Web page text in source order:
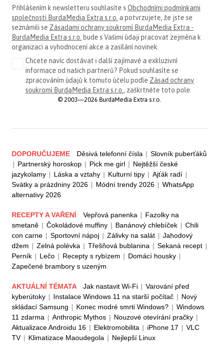
Přihlášením k newsletteru souhlasíte s Obchodními podmínkami
společnosti BurdaMedia Extra s.r.o. a potvrzujete, že jste se
seznámili se Zásadami ochrany soukromí BurdaMedia Extra -
BurdaMedia Extra s.r.o. bude s Vašimi údaji pracovat zejména k
organizaci a vyhodnocení akce a zasílání novinek.
Chcete navíc dostávat i další zajímavé a exkluzivní
informace od našich partnerů? Pokud souhlasíte se
zpracováním údajů k tomuto účelu podle Zásad ochrany
soukromí BurdaMedia Extra s.r.o. , zaškrtněte toto pole.
© 2003—2026 BurdaMedia Extra s.r.o.
DOPORUČUJEME Děsivá telefonní čísla | Slovník puberťáků
| Partnerský horoskop | Pick me girl | Nejtěžší české
jazykolamy | Láska a vztahy | Kulturní tipy | Ajťák radí |
Svátky a prázdniny 2026 | Módní trendy 2026 | WhatsApp
alternativy 2026
RECEPTY A VAŘENÍ Vepřová panenka | Fazolky na
smetaně | Čokoládové muffiny | Banánový chlebíček | Chili
con carne | Sportovní nápoj | Zálivky na salát | Jahodový
džem | Zelná polévka | Třešňová bublanina | Sekaná recept |
Perník | Lečo | Recepty s rybízem | Domácí housky |
Zapečené brambory s uzeným
AKTUÁLNÍ TÉMATA Jak nastavit Wi-Fi | Varování před
kyberútoky | Instalace Windows 11 na starší počítač | Nový
skládací Samsung | Konec modré smrti Windows? | Windows
11 zdarma | Anthropic Mythos | Nouzové otevírání pračky |
Aktualizace Androidu 16 | Elektromobilita | iPhone 17 | VLC
TV | Klimatizace Maoudegola | Nejlepší Linux